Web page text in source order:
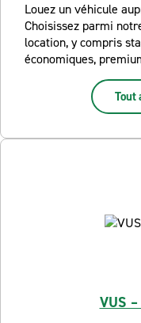
Louez un véhicule
Choisissez parmi
location, y compris
économiques,
Tout
VUS